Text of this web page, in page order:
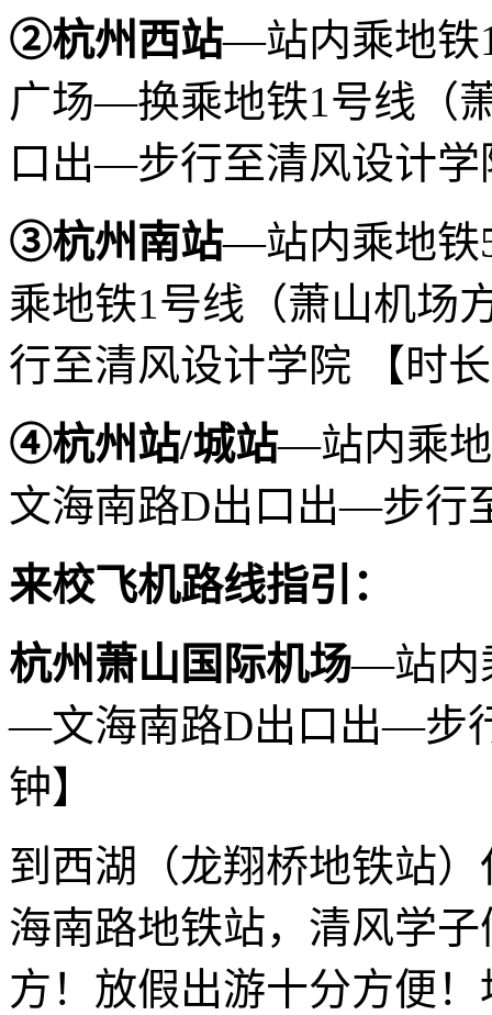
②杭州西站—站内乘地铁
广场—换乘地铁1号线（
口出—步行至清风设计学
③杭州南站—站内乘地
乘地铁1号线（萧山机
行至清风设计学院 【时
④杭州站/城站—站内乘
文海南路D出口出—步行
来校飞机路线指引：
杭州萧山国际机场—站内
—文海南路D出口出—步
钟】
到西湖（龙翔桥地铁站）
海南路地铁站，清风学
方！放假出游十分方便